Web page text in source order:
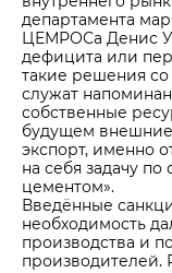
департамента
ЦЕМРОСа Денис
дефицита или
такие решения
служат
собственные
будущем
экспорт, именно
на себя задачу
цементом».
Введённые
необходимость
производства и
производителей.